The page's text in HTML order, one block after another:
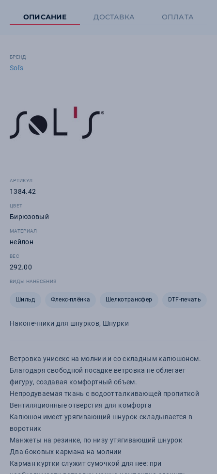
ОПИСАНИЕ ДОСТАВКА ОПЛАТА
БРЕНД
Sol's
АРТИКУЛ
1384.42
ЦВЕТ
Бирюзовый
МАТЕРИАЛ
нейлон
ВЕС
292.00
ВИДЫ НАНЕСЕНИЯ
Шильд Флекс-плёнка Шелкотрансфер DTF-печать
Наконечники для шнурков, Шнурки
Ветровка унисекс на молнии и со складным капюшоном.
Благодаря свободной посадке ветровка не облегает
фигуру, создавая комфортный объем.
Непродуваемая ткань с водоотталкивающей пропиткой
Вентиляционные отверстия для комфорта
Капюшон имеет урягивающий шнурок складывается в
воротник
Манжеты на резинке, по низу утягивающий шнурок
Два боковых кармана на молнии
Карман куртки служит сумочкой для нее: при